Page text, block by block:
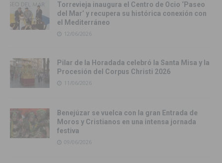
Torrevieja inaugura el Centro de Ocio ‘Paseo
del Mar’ y recupera su histórica conexión con
el Mediterráneo
12/06/2026
Pilar de la Horadada celebró la Santa Misa y la
Procesión del Corpus Christi 2026
11/06/2026
Benejúzar se vuelca con la gran Entrada de
Moros y Cristianos en una intensa jornada
festiva
09/06/2026